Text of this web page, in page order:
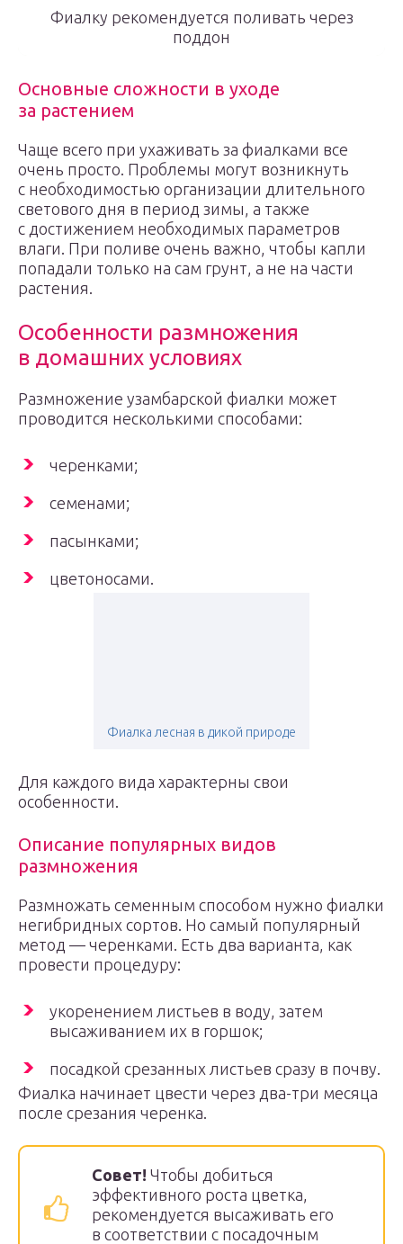
Фиалку рекомендуется поливать через
поддон
Основные сложности в уходе
за растением
Чаще всего при ухаживать за фиалками все
очень просто. Проблемы могут возникнуть
с необходимостью организации длительного
светового дня в период зимы, а также
с достижением необходимых параметров
влаги. При поливе очень важно, чтобы капли
попадали только на сам грунт, а не на части
растения.
Особенности размножения
в домашних условиях
Размножение узамбарской фиалки может
проводится несколькими способами:
черенками;
семенами;
пасынками;
цветоносами.
Фиалка лесная в дикой природе
Для каждого вида характерны свои
особенности.
Описание популярных видов
размножения
Размножать семенным способом нужно фиалки
негибридных сортов. Но самый популярный
метод — черенками. Есть два варианта, как
провести процедуру:
укоренением листьев в воду, затем
высаживанием их в горшок;
посадкой срезанных листьев сразу в почву.
Фиалка начинает цвести через два-три месяца
после срезания черенка.
Совет! Чтобы добиться
эффективного роста цветка,
рекомендуется высаживать его
в соответствии с посадочным